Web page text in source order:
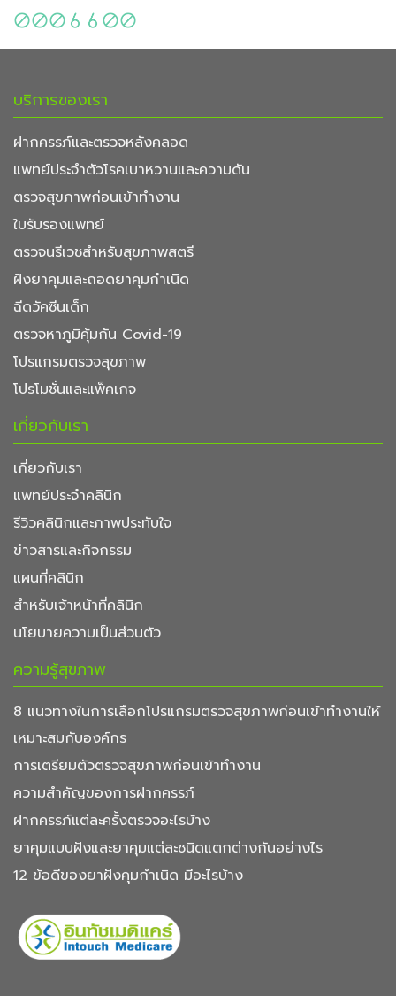
บริการของเรา
ฝากครรภ์และตรวจหลังคลอด
แพทย์ประจำตัวโรคเบาหวานและความดัน
ตรวจสุขภาพก่อนเข้าทำงาน
ใบรับรองแพทย์
ตรวจนรีเวชสำหรับสุขภาพสตรี
ฝังยาคุมและถอดยาคุมกำเนิด
ฉีดวัคซีนเด็ก
ตรวจหาภูมิคุ้มกัน Covid-19
โปรแกรมตรวจสุขภาพ
โปรโมชั่นและแพ็คเกจ
เกี่ยวกับเรา
เกี่ยวกับเรา
แพทย์ประจำคลินิก
รีวิวคลินิกและภาพประทับใจ
ข่าวสารและกิจกรรม
แผนที่คลินิก
สำหรับเจ้าหน้าที่คลินิก
นโยบายความเป็นส่วนตัว
ความรู้สุขภาพ
8 แนวทางในการเลือกโปรแกรมตรวจสุขภาพก่อนเข้าทำงานให้
เหมาะสมกับองค์กร
การเตรียมตัวตรวจสุขภาพก่อนเข้าทำงาน
ความสำคัญของการฝากครรภ์
ฝากครรภ์แต่ละครั้งตรวจอะไรบ้าง
ยาคุมแบบฝังและยาคุมแต่ละชนิดแตกต่างกันอย่างไร
12 ข้อดีของยาฝังคุมกำเนิด มีอะไรบ้าง